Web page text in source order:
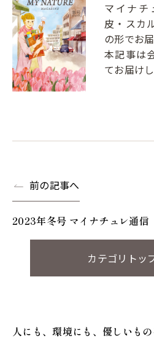
マイナチ
皮・スカ
の形でお
本記事は
てお届け
前の記事へ
2023年冬号 マイナチュレ通信
カテゴリトッ
人にも、環境にも、優しいも